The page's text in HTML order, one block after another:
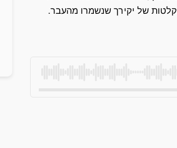
של יקירך שנשמרו מהעבר.